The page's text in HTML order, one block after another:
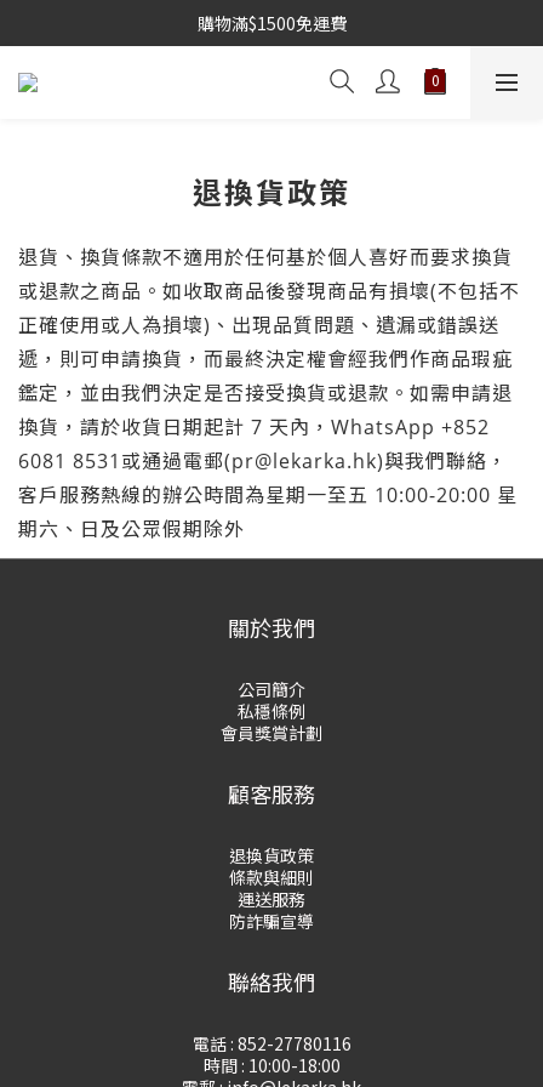
購物滿$1500免運費
退換貨政策
退貨、換貨條款不適用於任何基於個人喜好而要求換貨
或退款之商品。如收取商品後發現商品有損壞(不包括不
正確使用或人為損壞)、出現品質問題、遺漏或錯誤送
遞，則可申請換貨，而最終決定權會經我們作商品瑕疵
鑑定，並由我們決定是否接受換貨或退款。如需申請退
換貨，請於收貨日期起計 7 天內，WhatsApp +852
6081 8531或通過電郵(pr@lekarka.hk)與我們聯絡，
客戶服務熱線的辦公時間為星期一至五 10:00-20:00 星
期六、日及公眾假期除外
關於我們
公司簡介
私穩條例
會員獎賞計劃
顧客服務
退換貨政策
條款與細則
運送服務
防詐騙宣導
聯絡我們
電話 : 852-27780116
時間 : 10:00-18:00